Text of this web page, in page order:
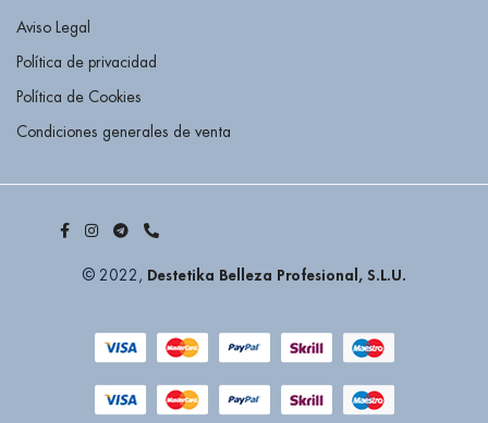
Aviso Legal
Política de privacidad
Política de Cookies
Condiciones generales de venta
© 2022, Destetika Belleza Profesional, S.L.U.